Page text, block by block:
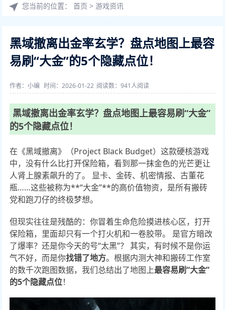
您当前的位置：首页 > 游戏资讯
黑域撤离出金率玄学？盘点地图上最容
易刷“大金”的5个隐藏点位！
作者：小编 时间：2026-01-22 阅读数：941人阅读
黑域撤离出金率玄学？盘点地图上最容易刷“大金”
的5个隐藏点位！
在《黑域撤离》（Project Black Budget）这款硬核游戏
中，没有什么比打开保险箱，看到那一抹金色的光芒更让
人肾上腺素飙升的了。 显卡、金砖、机密情报、古董花
瓶……这些被称为**“大金”**的高价值物资，是所有搬砖
党和跑刀仔的终极梦想。
但现实往往是残酷的：你冒着生命危险摸进核心区，打开
保险箱，里面却只有一个打火机和一卷胶带。 是官方暗改
了爆率？还是你今天的号“太黑”？ 其实，有时候不是你运
气不好，而是你找错了地方。根据内测大神和搬砖工作室
的数千次跑图数据，我们总结出了地图上最容易刷“大金”
的5个隐藏点位！